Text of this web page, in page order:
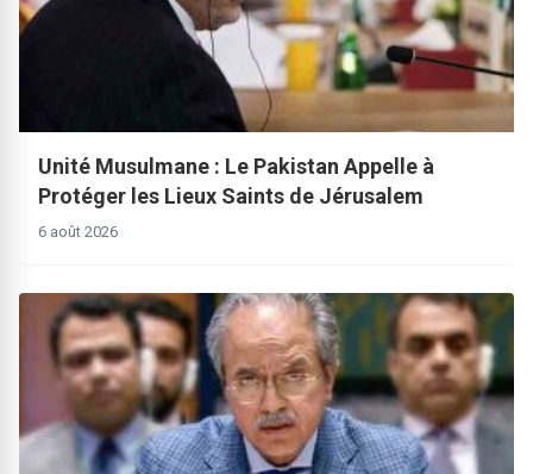
Unité Musulmane : Le Pakistan Appelle à
Protéger les Lieux Saints de Jérusalem
6 août 2026